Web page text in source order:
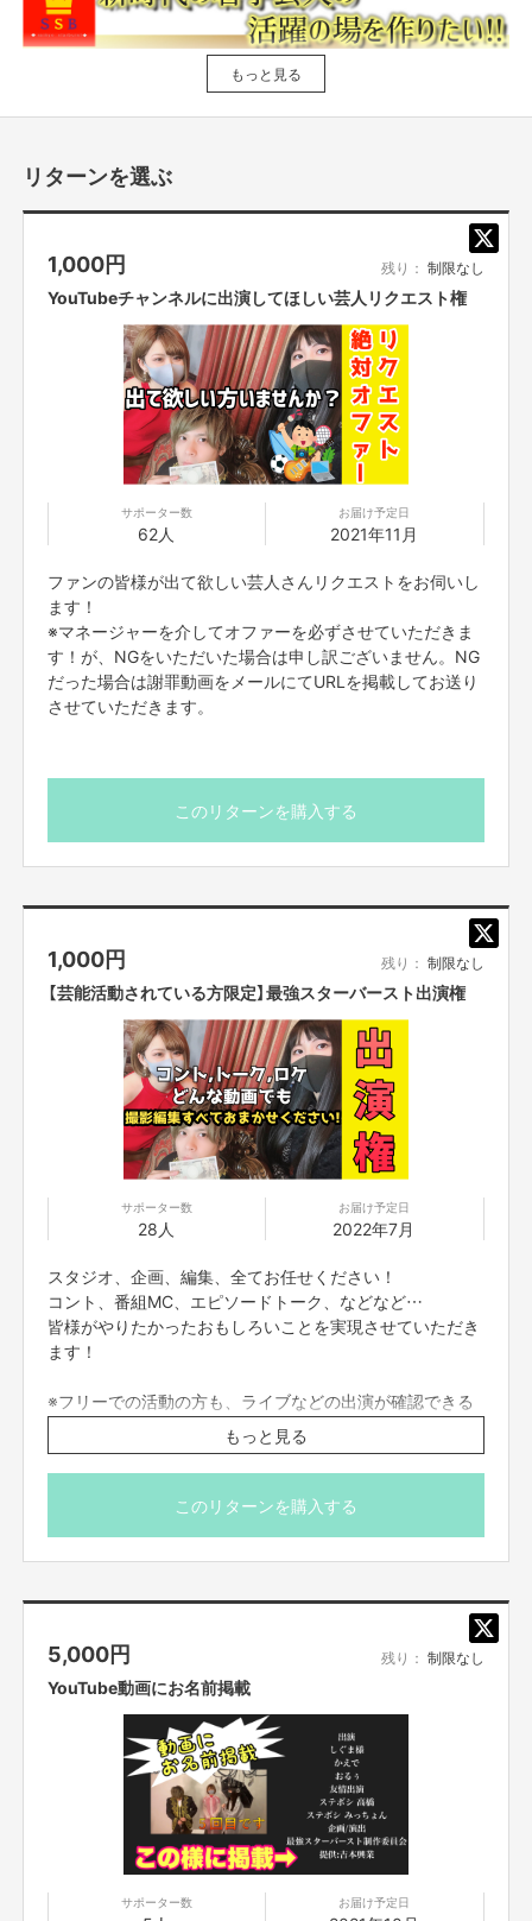
るぅ：タレント（左）
しぐま：芸歴10年目/ピン芸人（中）
おりいかえで：芸歴11年目/ピン芸人（右）
皆様はじめまして。
芸歴11年目宇宙大好き宇宙系女子、
現在、グループYouTuberの最強スターバーストの
楓さんをさせていただいております。
最強スターバーストは、芸歴10年目の「しぐま」と、
よしもとのタレント枠の「るぅちゃん」の3人で始めた YouTubeチャンネル
す。
緊急事態宣言により突如予定されていた全舞台がなくなりました。
企画です。
お金や知名度がなくても面白い芸人はこの世にはたくさんいます。
面白いのに芸人を辞めていく人たちをたくさん見てきました。
時には泣きながら引き止めました。
もちろん何もない私には引き止めることはできませんでした。
ファンの皆様にも、辞めないで欲しかった芸人さんがいた方も少なからずは
いるかと思います…。
私も売れたいとは口にしながらも、具体的には何もできず、ひたすら面白い
と思うネタを作ってはお金を払い、舞台で披露する。
そんな生活を続けて気がついたら10年以上経ち、出ることのできる舞台が
ある日、突然全て消えました。
我々よしもとの若手芸人は劇場のオーディションライブに出て、劇場メンバ
ーに上がることがまず目先の目標でしたが オーディションライブは緊急事
態宣言によって中止されています。
コンビでネタ合わせをすることもはばかられ、アルバイト先もなくなったり
休業したりし、 慣れないネット配信を始めるも、本当にやりたいことがで
きない、今は芸人にとってそんな状況です。
もっと見る
リターンを選ぶ
1,000円 残り： 制限なし
YouTubeチャンネルに出演してほしい芸人リクエスト権
サポーター数
62人
お届け予定日
2021年11月
ファンの皆様が出て欲しい芸人さんリクエストをお伺いし
ます！
※マネージャーを介してオファーを必ずさせていただきま
す！が、NGをいただいた場合は申し訳ございません。NG
だった場合は謝罪動画をメールにてURLを掲載してお送り
させていただきます。
このリターンを購入する
1,000円 残り： 制限なし
【芸能活動されている方限定】最強スターバースト出演権
サポーター数
28人
お届け予定日
2022年7月
スタジオ、企画、編集、全てお任せください！
コント、番組MC、エピソードトーク、などなど…
皆様がやりたかったおもしろいことを実現させていただき
ます！
※フリーでの活動の方も、ライブなどの出演が確認できる
ものがありましたら出演可能です。
※出演ご希望時期はFANYのメールにてお伺いさせていただ
きます。
※芸能活動されていない場合は、ただのありがたいお気持
もっと見る
このリターンを購入する
5,000円 残り： 制限なし
YouTube動画にお名前掲載
サポーター数 お届け予定日